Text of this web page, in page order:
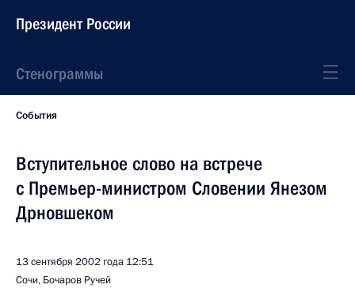
Президент России
Стенограммы
События
Вступительное слово на встрече
с Премьер-министром Словении Янезом
Дрновшеком
13 сентября 2002 года 12:51
Сочи, Бочаров Ручей